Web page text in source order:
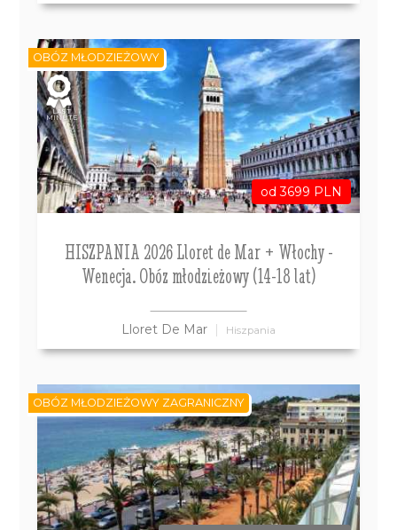
od 3699 PLN
HISZPANIA 2026 Lloret de Mar + Włochy -
Wenecja. Obóz młodzieżowy (14-18 lat)
Lloret De Mar Hiszpania
OBÓZ MŁODZIEŻOWY
LAST
MINUTE
OBÓZ MŁODZIEŻOWY ZAGRANICZNY